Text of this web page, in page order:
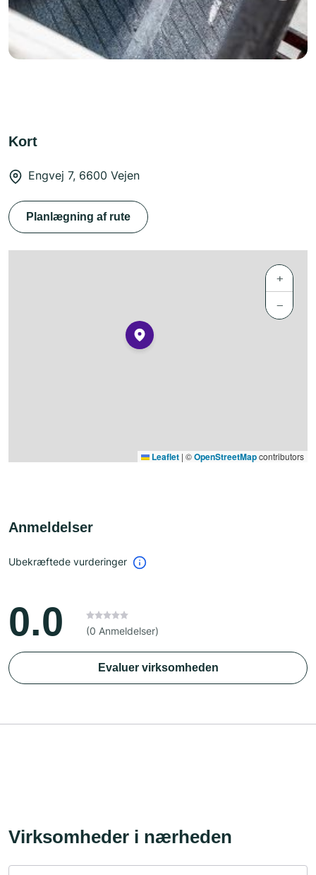
Kort
Engvej 7, 6600 Vejen
Planlægning af rute
+
−
Leaflet | ©OpenStreetMapcontributors
Anmeldelser
Ubekræftede vurderinger
0.0 (0 Anmeldelser)
Evaluer virksomheden
Virksomheder i nærheden